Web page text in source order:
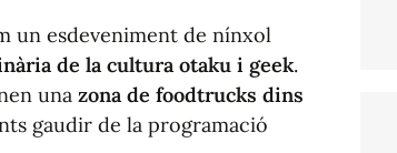
un esdeveniment de nínxol
de la cultura otaku i geek.
una zona de foodtrucks dins
gaudir de la programació